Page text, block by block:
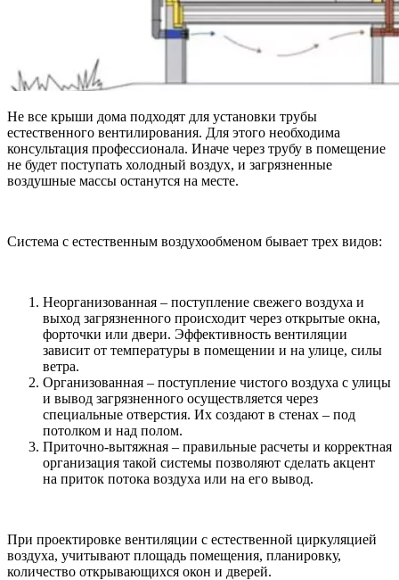
Не все крыши дома подходят для установки трубы
естественного вентилирования. Для этого необходима
консультация профессионала. Иначе через трубу в помещение
не будет поступать холодный воздух, и загрязненные
воздушные массы останутся на месте.
Система с естественным воздухообменом бывает трех видов:
Неорганизованная – поступление свежего воздуха и
выход загрязненного происходит через открытые окна,
форточки или двери. Эффективность вентиляции
зависит от температуры в помещении и на улице, силы
ветра.
Организованная – поступление чистого воздуха с улицы
и вывод загрязненного осуществляется через
специальные отверстия. Их создают в стенах – под
потолком и над полом.
Приточно-вытяжная – правильные расчеты и корректная
организация такой системы позволяют сделать акцент
на приток потока воздуха или на его вывод.
При проектировке вентиляции с естественной циркуляцией
воздуха, учитывают площадь помещения, планировку,
количество открывающихся окон и дверей.